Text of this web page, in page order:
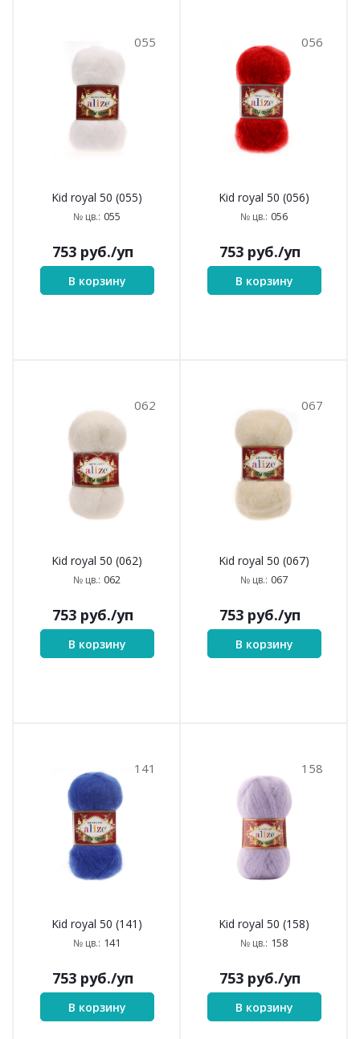
055
Kid royal 50 (055)
№ цв.: 055
753 руб./уп
В корзину
056
Kid royal 50 (056)
№ цв.: 056
753 руб./уп
В корзину
062
Kid royal 50 (062)
№ цв.: 062
753 руб./уп
В корзину
067
Kid royal 50 (067)
№ цв.: 067
753 руб./уп
В корзину
141
Kid royal 50 (141)
№ цв.: 141
753 руб./уп
В корзину
158
Kid royal 50 (158)
№ цв.: 158
753 руб./уп
В корзину